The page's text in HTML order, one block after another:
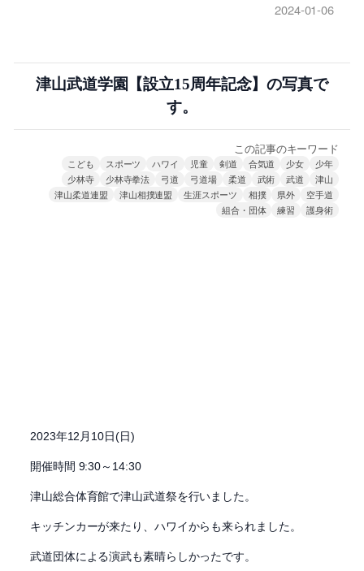
2024-01-06
津山武道学園【設立15周年記念】の写真で
す。
この記事のキーワード
こども スポーツ ハワイ 児童 剣道 合気道 少女
少年
少林寺
少林寺拳法 弓道 弓道場 柔道 武術 武道
津山
津山柔道連盟
津山相撲連盟 生涯スポーツ 相撲 県外
空手道
組合・団体
練習 護身術
2023年12月10日(日)
開催時間 9:30～14:30
津山総合体育館で津山武道祭を行いました。
キッチンカーが来たり、ハワイからも来られました。
武道団体による演武も素晴らしかったです。